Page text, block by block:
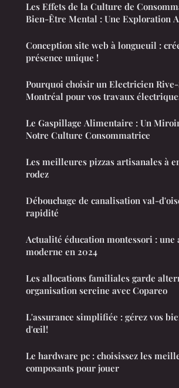
Les Effets de la Culture de
Bien-Être Mental : Une Exploration
Conception site web à longueuil :
présence unique !
Pourquoi choisir un Electricien
Montréal pour vos travaux
Le Gaspillage Alimentaire : Un
Notre Culture Consommatrice
Les meilleures pizzas artisanales à
rodez
Débouchage de canalisation val-
rapidité
Actualité éducation montessori : une
moderne en 2024
Les allocations familiales garde
organisation sereine avec Copareo
L'assurance simplifiée : gérez vos
d'œil!
Le hardware pc : choisissez les
composants pour jouer